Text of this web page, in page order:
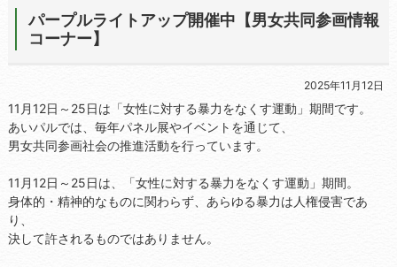
パープルライトアップ開催中【男女共同参画情報
コーナー】
2025年11月12日
11月12日～25日は「女性に対する暴力をなくす運動」期間です。
あいパルでは、毎年パネル展やイベントを通じて、
男女共同参画社会の推進活動を行っています。
11月12日～25日は、「女性に対する暴力をなくす運動」期間。
身体的・精神的なものに関わらず、あらゆる暴力は人権侵害であ
り、
決して許されるものではありません。